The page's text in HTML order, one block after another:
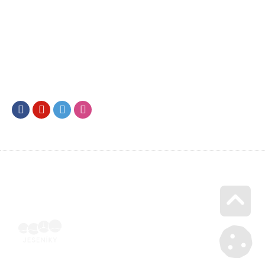
FacebookYoutubeTwitter
Go